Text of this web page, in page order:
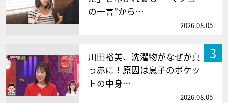
の一言”から…
2026.08.05
3
川田裕美、洗濯物がなぜか真
っ赤に！原因は息子のポケッ
トの中身…
2026.08.05